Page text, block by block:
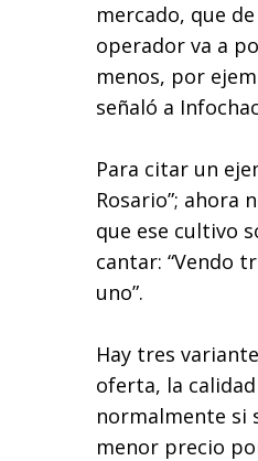
mercado, que
operador va a
menos, por
señaló a
Para citar un
Rosario”; ahora
que ese cultivo
cantar: “Vendo
uno”.
Hay tres
oferta, la
normalmente si
menor precio